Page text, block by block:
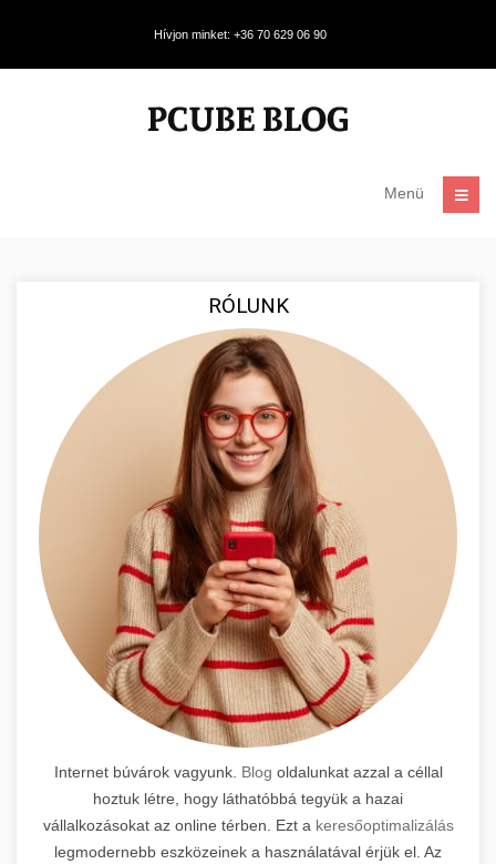
Hívjon minket: +36 70 629 06 90
Menü
RÓLUNK
Internet búvárok vagyunk. Blog oldalunkat azzal a céllal
hoztuk létre, hogy láthatóbbá tegyük a hazai
vállalkozásokat az online térben. Ezt a keresőoptimalizálás
legmodernebb eszközeinek a használatával érjük el. Az